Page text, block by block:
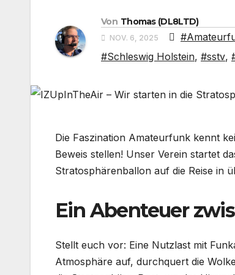
Von Thomas (DL8LTD)
NOV. 6, 2025
#Schleswig Holstein, #sstv,
Die Faszination Amateurfunk kennt
Beweis stellen! Unser Verein startet
Stratosphärenballon auf die Reise in
Ein Abenteuer
Stellt euch vor: Eine Nutzlast mit
Atmosphäre auf, durchquert die